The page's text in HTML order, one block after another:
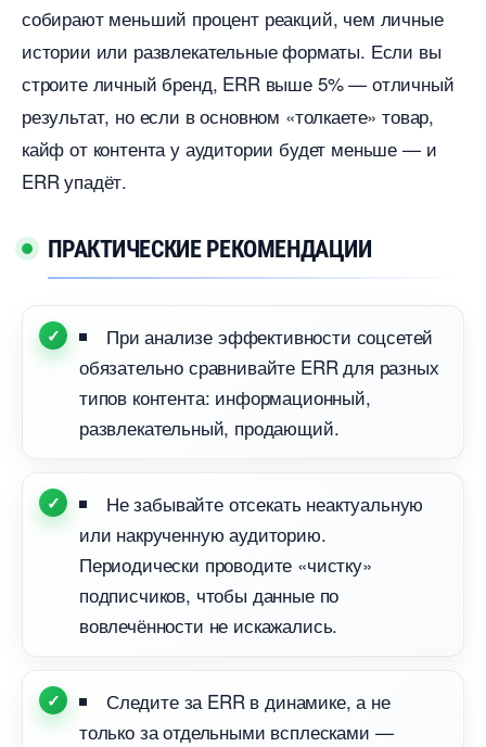
собирают меньший процент реакций, чем личные
истории или развлекательные форматы. Если вы
строите личный бренд, ERR выше 5% — отличный
результат, но если в основном «толкаете» товар,
кайф от контента у аудитории будет меньше — и
ERR упадёт.
ПРАКТИЧЕСКИЕ РЕКОМЕНДАЦИИ
При анализе эффективности соцсетей
обязательно сравнивайте ERR для разных
типов контента: информационный,
развлекательный, продающий.
Не забывайте отсекать неактуальную
или накрученную аудиторию.
Периодически проводите «чистку»
подписчиков, чтобы данные по
овлечённости не искажались.
Следите за ERR в динамике, а не
только за отдельными всплесками —